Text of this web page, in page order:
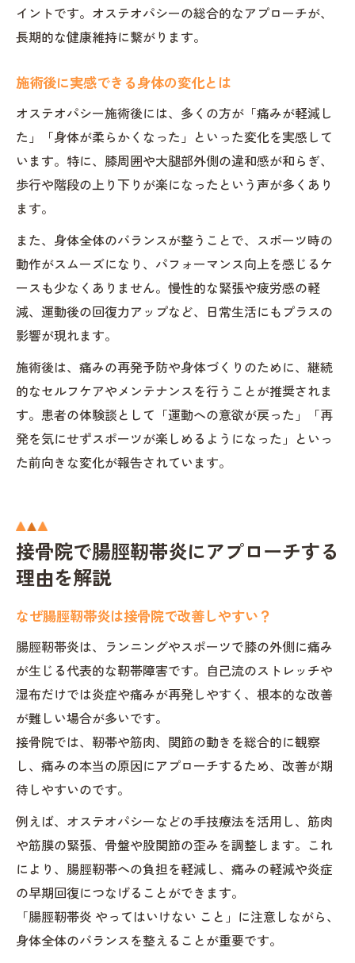
イントです。オステオパシーの総合的なアプローチが、
長期的な健康維持に繋がります。
施術後に実感できる身体の変化とは
オステオパシー施術後には、多くの方が「痛みが軽減し
た」「身体が柔らかくなった」といった変化を実感して
います。特に、膝周囲や大腿部外側の違和感が和らぎ、
歩行や階段の上り下りが楽になったという声が多くあり
ます。
また、身体全体のバランスが整うことで、スポーツ時の
動作がスムーズになり、パフォーマンス向上を感じるケ
ースも少なくありません。慢性的な緊張や疲労感の軽
減、運動後の回復力アップなど、日常生活にもプラスの
影響が現れます。
施術後は、痛みの再発予防や身体づくりのために、継続
的なセルフケアやメンテナンスを行うことが推奨されま
す。患者の体験談として「運動への意欲が戻った」「再
発を気にせずスポーツが楽しめるようになった」といっ
た前向きな変化が報告されています。
接骨院で腸脛靭帯炎にアプローチする
理由を解説
なぜ腸脛靭帯炎は接骨院で改善しやすい？
腸脛靭帯炎は、ランニングやスポーツで膝の外側に痛み
が生じる代表的な靭帯障害です。自己流のストレッチや
湿布だけでは炎症や痛みが再発しやすく、根本的な改善
が難しい場合が多いです。
接骨院では、靭帯や筋肉、関節の動きを総合的に観察
し、痛みの本当の原因にアプローチするため、改善が期
待しやすいのです。
例えば、オステオパシーなどの手技療法を活用し、筋肉
や筋膜の緊張、骨盤や股関節の歪みを調整します。これ
により、腸脛靭帯への負担を軽減し、痛みの軽減や炎症
の早期回復につなげることができます。
「腸脛靭帯炎 やってはいけない こと」に注意しながら、
身体全体のバランスを整えることが重要です。